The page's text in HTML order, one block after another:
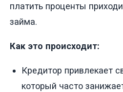
платить проценты
займа.
Как это происходит:
Кредитор привлекает
который часто